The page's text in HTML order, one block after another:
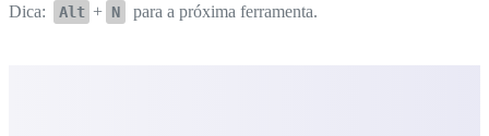
Dica:
Alt + N para a próxima ferramenta.